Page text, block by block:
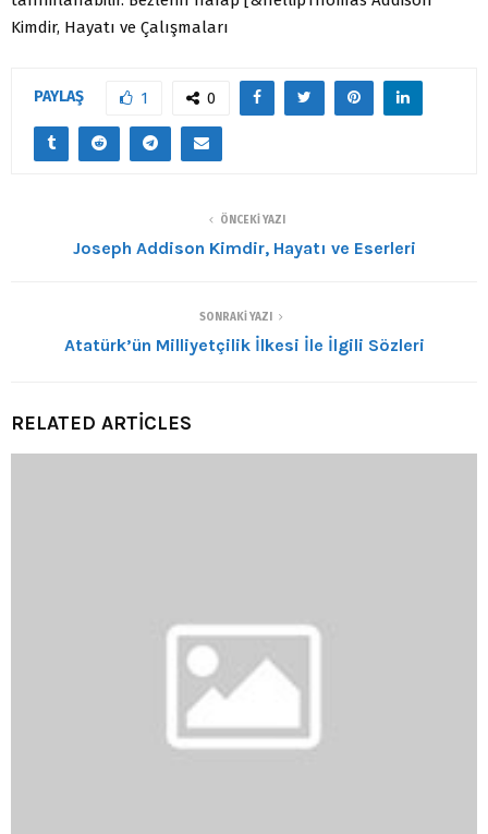
Kimdir, Hayatı ve Çalışmaları
PAYLAŞ 1 0
ÖNCEKI YAZI
Joseph Addison Kimdir, Hayatı ve Eserleri
SONRAKI YAZI
Atatürk’ün Milliyetçilik İlkesi İle İlgili Sözleri
RELATED ARTICLES